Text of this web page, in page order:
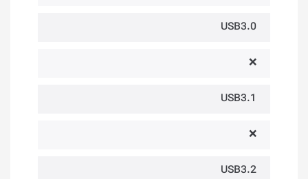
USB3.0
❌
USB3.1
❌
USB3.2